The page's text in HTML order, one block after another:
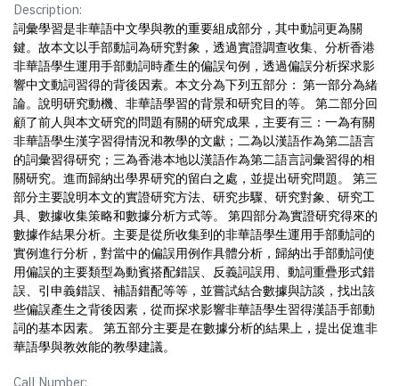
Description:
詞彙學習是非華語中文學與教的重要組成部分，其中動詞更為關
鍵。故本文以手部動詞為研究對象，透過實證調查收集、分析香港
非華語學生運用手部動詞時產生的偏誤句例，透過偏誤分析探求影
響中文動詞習得的背後因素。本文分為下列五部分： 第一部分為緒
論。說明研究動機、非華語學習的背景和研究目的等。 第二部分回
顧了前人與本文研究的問題有關的研究成果，主要有三：一為有關
非華語學生漢字習得情況和教學的文獻；二為以漢語作為第二語言
的詞彙習得研究；三為香港本地以漢語作為第二語言詞彙習得的相
關研究。進而歸納出學界研究的留白之處，並提出研究問題。 第三
部分主要說明本文的實證研究方法、研究步驟、研究對象、研究工
具、數據收集策略和數據分析方式等。 第四部分為實證研究得來的
數據作結果分析。主要是從所收集到的非華語學生運用手部動詞的
實例進行分析，對當中的偏誤用例作具體分析，歸納出手部動詞使
用偏誤的主要類型為動賓搭配錯誤、反義詞誤用、動詞重疊形式錯
誤、引申義錯誤、補語錯配等等，並嘗試結合數據與訪談，找出該
些偏誤產生之背後因素，從而探求影響非華語學生習得漢語手部動
詞的基本因素。 第五部分主要是在數據分析的結果上，提出促進非
華語學與教效能的教學建議。
Call Number: